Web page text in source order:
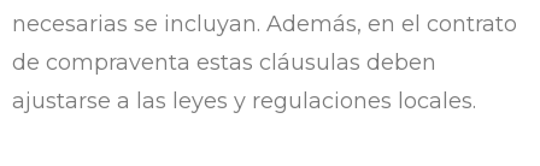
necesarias se incluyan. Además, en el contrato
de compraventa estas cláusulas deben
ajustarse a las leyes y regulaciones locales.